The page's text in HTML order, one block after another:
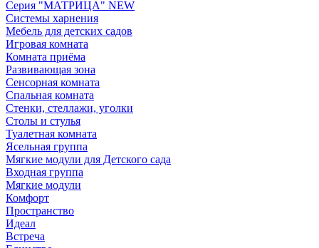
Серия "МАТРИЦА" NEW
Системы харнения
Мебель для детских садов
Игровая комната
Комната приёма
Развивающая зона
Сенсорная комната
Спальная комната
Стенки, стеллажи, уголки
Столы и стулья
Туалетная комната
Ясельная группа
Мягкие модули для Детского сада
Входная группа
Мягкие модули
Комфорт
Пространство
Идеал
Встреча